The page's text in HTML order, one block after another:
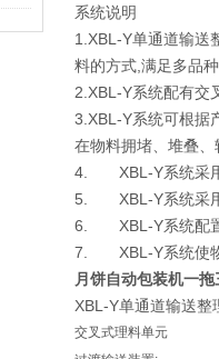
系统说明
1.XBL-Y单通道输送
料的方式,满足多品
2.XBL-Y系统配有交
3.XBL-Y系统可根据
在物料拥堵、堆叠
4. XBL-Y系统采用
5. XBL-Y系统采用
6. XBL-Y系统配置
7. XBL-Y系统使物
月饼自动包装机一
XBL-Y单通道输送整
交叉式理料单元